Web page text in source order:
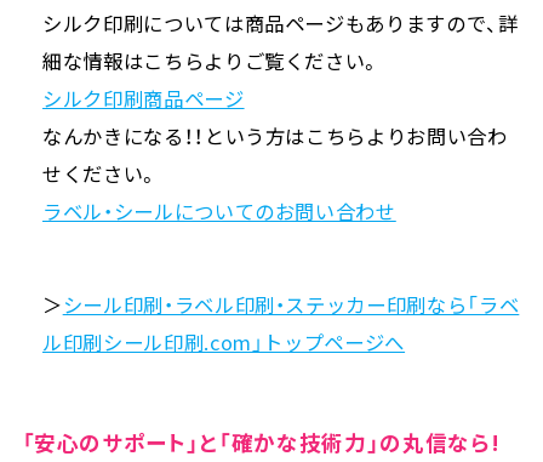
シルク印刷については商品ページもありますので、詳
細な情報はこちらよりご覧ください。
シルク印刷商品ページ
なんかきになる！！という方はこちらよりお問い合わ
せください。
ラベル・シールについてのお問い合わせ
＞シール印刷・ラベル印刷・ステッカー印刷なら「ラベ
ル印刷シール印刷.com」トップページへ
「安心のサポート」と「確かな技術力」の丸信なら!